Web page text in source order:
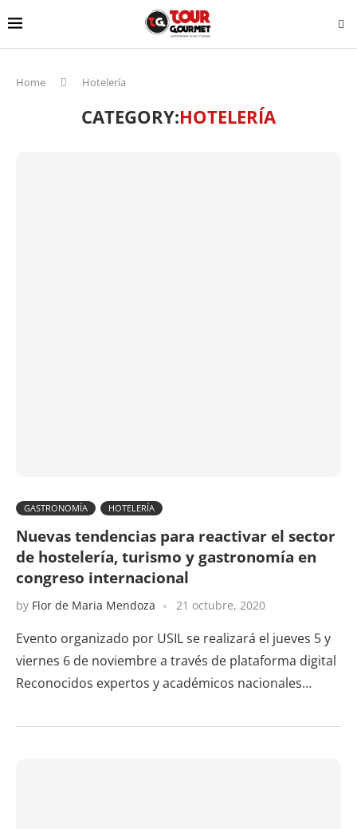
Home Hotelería
CATEGORY:HOTELERÍA
GASTRONOMÍA HOTELERÍA
Nuevas tendencias para reactivar el sector
de hostelería, turismo y gastronomía en
congreso internacional
by Flor de Maria Mendoza 21 octubre, 2020
Evento organizado por USIL se realizará el jueves 5 y
viernes 6 de noviembre a través de plataforma digital
Reconocidos expertos y académicos nacionales…